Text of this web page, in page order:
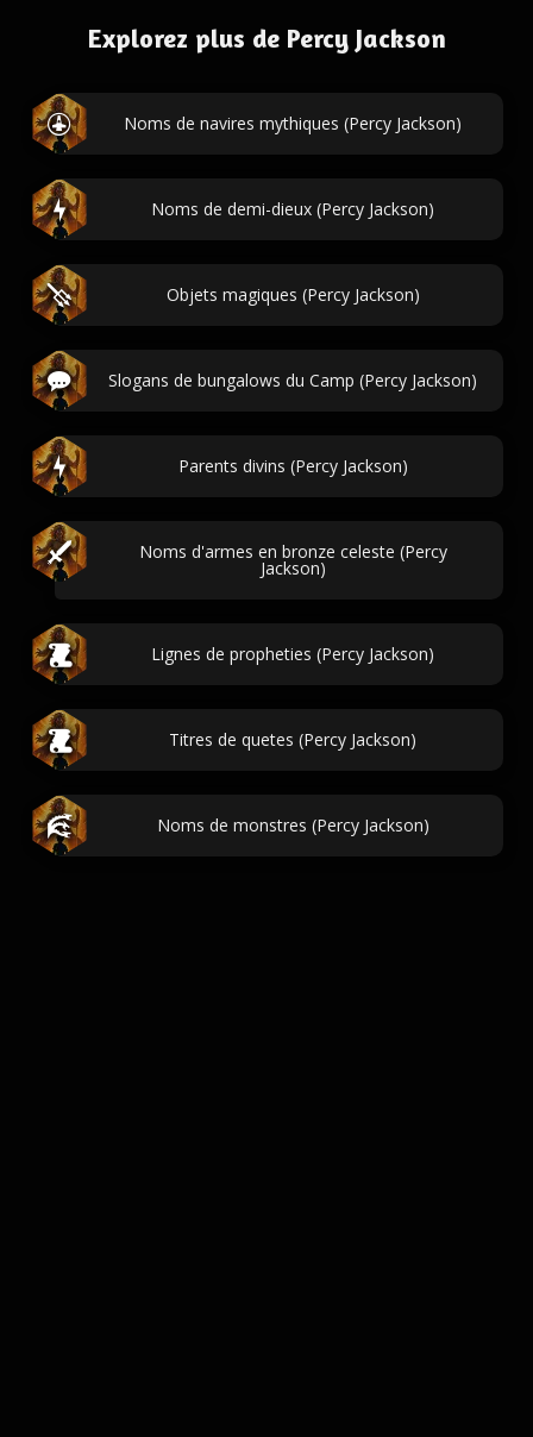
Explorez plus de Percy Jackson
Noms de navires mythiques (Percy Jackson)
Noms de demi-dieux (Percy Jackson)
Objets magiques (Percy Jackson)
Slogans de bungalows du Camp (Percy Jackson)
Parents divins (Percy Jackson)
Noms d'armes en bronze celeste (Percy
Jackson)
Lignes de propheties (Percy Jackson)
Titres de quetes (Percy Jackson)
Noms de monstres (Percy Jackson)